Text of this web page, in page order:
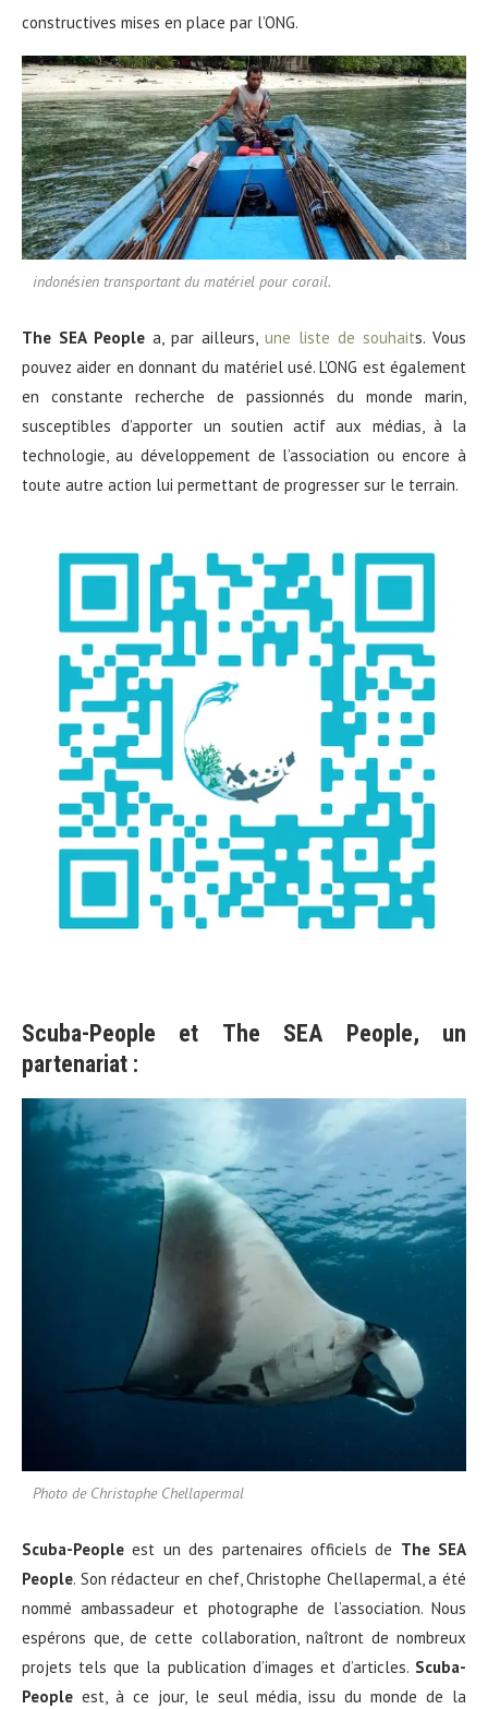
constructives mises en place par l’ONG.
indonésien transportant du matériel pour corail.
The SEA People a, par ailleurs, une liste de souhaits. Vous
pouvez aider en donnant du matériel usé. L’ONG est également
en constante recherche de passionnés du monde marin,
susceptibles d’apporter un soutien actif aux médias, à la
technologie, au développement de l’association ou encore à
toute autre action lui permettant de progresser sur le terrain.
Scuba-People et The SEA People, un
partenariat :
Photo de Christophe Chellapermal
Scuba-People est un des partenaires officiels de The SEA
People. Son rédacteur en chef, Christophe Chellapermal, a été
nommé ambassadeur et photographe de l’association. Nous
espérons que, de cette collaboration, naîtront de nombreux
projets tels que la publication d’images et d’articles. Scuba-
People est, à ce jour, le seul média, issu du monde de la